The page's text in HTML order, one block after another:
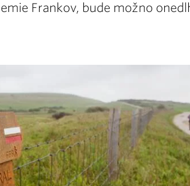
Frankov, bude možno